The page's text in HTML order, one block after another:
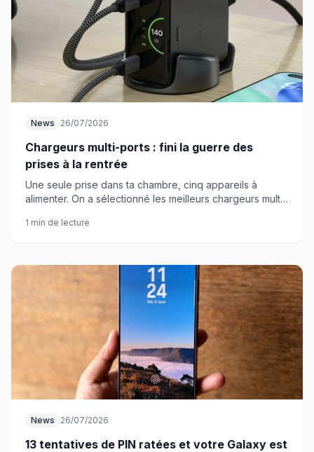
News 26/07/2026
Chargeurs multi-ports : fini la guerre des
prises à la rentrée
Une seule prise dans ta chambre, cinq appareils à
alimenter. On a sélectionné les meilleurs chargeurs multi-
moindre watt.
1 min de lecture
News 26/07/2026
13 tentatives de PIN ratées et votre Galaxy est